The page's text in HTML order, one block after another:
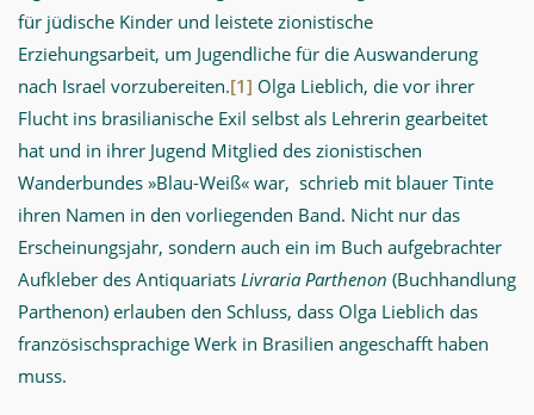
für jüdische Kinder und leistete zionistische
Erziehungsarbeit, um Jugendliche für die Auswanderung
nach Israel vorzubereiten.[1] Olga Lieblich, die vor ihrer
Flucht ins brasilianische Exil selbst als Lehrerin gearbeitet
hat und in ihrer Jugend Mitglied des zionistischen
Wanderbundes »Blau-Weiß« war, schrieb mit blauer Tinte
ihren Namen in den vorliegenden Band. Nicht nur das
Erscheinungsjahr, sondern auch ein im Buch aufgebrachter
Aufkleber des Antiquariats Livraria Parthenon (Buchhandlung
Parthenon) erlauben den Schluss, dass Olga Lieblich das
französischsprachige Werk in Brasilien angeschafft haben
muss.